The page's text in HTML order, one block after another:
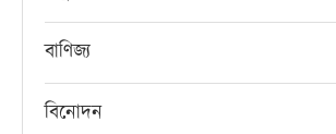
বাণিজ্য
বিনোদন